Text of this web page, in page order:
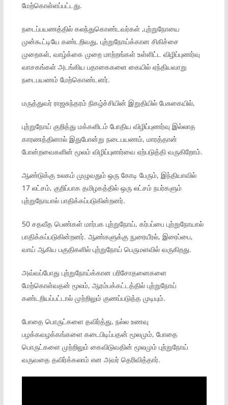
மேற்கொள்ளப்பட்டது.
நடைப்பயணத்தில் கலந்துகொண்டவர்கள் ,புற்றுநோயை
முன்கூட்டியே கண்டறிவது, புற்றுநோய்க்கான சிகிச்சை
முறைகள், வாழ்க்கை முறை மாற்றங்கள் உள்ளிட்ட விழிப்புணர்வு
வாசகங்கள் அடங்கிய பதாகைகளை கையில் ஏந்தியவாறு
நடைபயணம் மேற்கொண்டனர்.
மருத்துவர் ராஜசுந்தரம் நிகழ்ச்சியின் இறுதியில் பேசுகையில்,
புற்றுநோய் குறித்து மக்களிடம் போதிய விழிப்புணர்வு இல்லாத
காரணத்தினால் இதுபோன்று நடைபயணம், மாரத்தான்
போன்றவைகளின் மூலம் விழிப்புணர்வை ஏற்படுத்தி வருகிறோம்.
ஆண்டுக்கு உலகம் முழுவதும் ஒரு கோடி பேரும், இந்தியாவில்
17 லட்சம், குறிப்பாக தமிழகத்தில் ஒரு லட்சம் நபர்களும்
புற்றுநோயால் பாதிக்கப்படுகின்றனர்.
50 சதவீத பெண்கள் மார்பக புற்றுநோய், கர்பப்பை புற்றுநோயால்
பாதிக்கப்படுகின்றனர். ஆண்களுக்கு நுரையீரல், இரைப்பை,
வாய் ஆகிய பகுதிகளில் புற்றுநோய் பெருமளவில் வருகிறது.
அவ்வப்போது புற்றுநோய்க்கான பரிசோதனைகளை
மேற்கொள்வதன் மூலம், ஆரம்பக்கட்டத்தில் புற்றுநோய்
கண்டறியப்பட்டால் முற்றிலும் குணப்படுத்த முடியும்.
போதை பொருட்களை தவிர்த்து, நல்ல உணவு
பழக்கவழக்கங்களை கடைபிடிப்பதன் மூலமும், போதை
பொருட்களை முற்றிலும் கைவிடுவதின் மூலமும் புற்றுநோய்
வருவதை தவிர்க்கலாம் என அவர் தெரிவித்தார்.